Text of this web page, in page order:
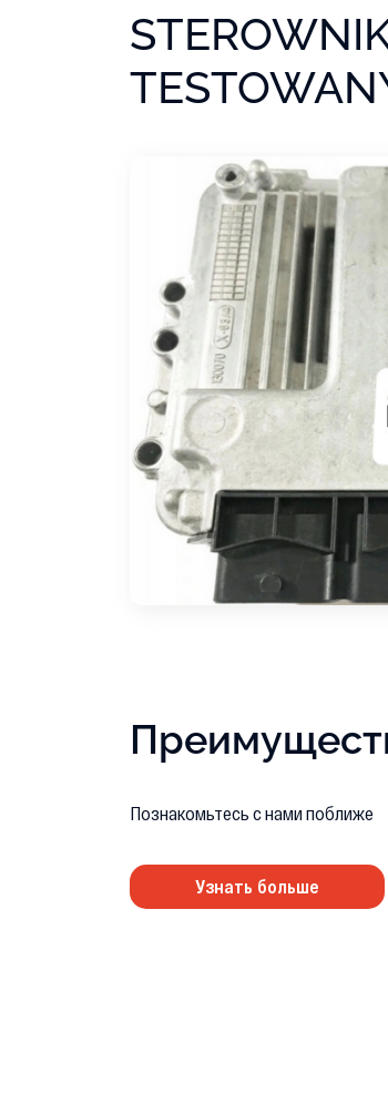
Познакомьтесь с нами поближе
Узнать больше